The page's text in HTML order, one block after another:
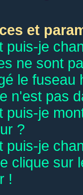
et
puis-je
ne sont
le fuseau
n'est pas
puis-je
?
puis-je
clique sur
!